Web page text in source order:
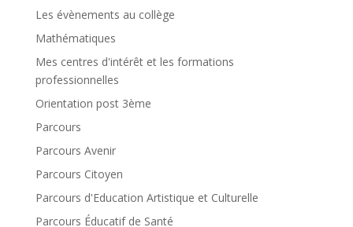
Les évènements au collège
Mathématiques
Mes centres d'intérêt et les formations
professionnelles
Orientation post 3ème
Parcours
Parcours Avenir
Parcours Citoyen
Parcours d'Education Artistique et Culturelle
Parcours Éducatif de Santé